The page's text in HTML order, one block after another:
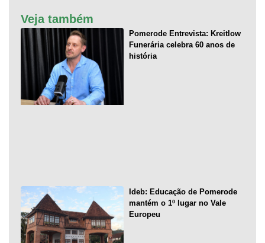
Veja também
Pomerode Entrevista: Kreitlow
Funerária celebra 60 anos de
história
Ideb: Educação de Pomerode
mantém o 1º lugar no Vale
Europeu